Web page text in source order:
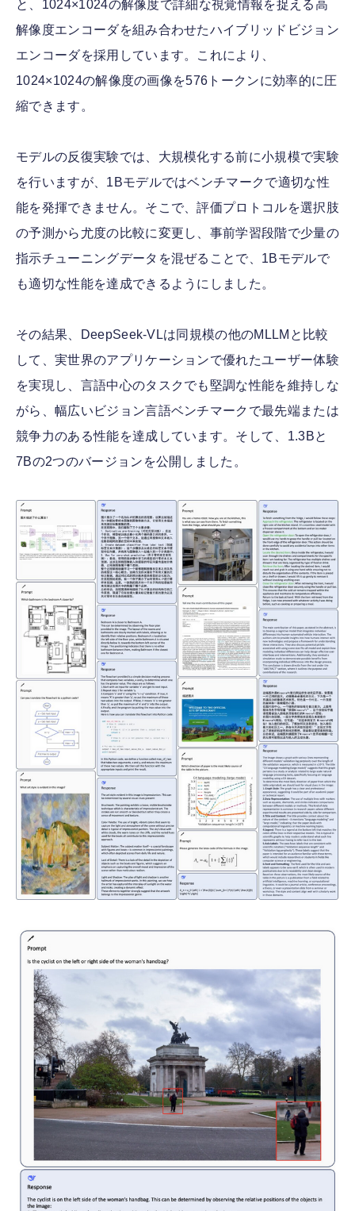
と、1024×1024の解像度で詳細な視覚情報を捉える高
解像度エンコーダを組み合わせたハイブリッドビジョン
エンコーダを採用しています。これにより、
1024×1024の解像度の画像を576トークンに効率的に圧
縮できます。
モデルの反復実験では、大規模化する前に小規模で実験
を行いますが、1Bモデルではベンチマークで適切な性
能を発揮できません。そこで、評価プロトコルを選択肢
の予測から尤度の比較に変更し、事前学習段階で少量の
指示チューニングデータを混ぜることで、1Bモデルで
も適切な性能を達成できるようにしました。
その結果、DeepSeek-VLは同規模の他のMLLMと比較
して、実世界のアプリケーションで優れたユーザー体験
を実現し、言語中心のタスクでも堅調な性能を維持しな
がら、幅広いビジョン言語ベンチマークで最先端または
競争力のある性能を達成しています。そして、1.3Bと
7Bの2つのバージョンを公開しました。